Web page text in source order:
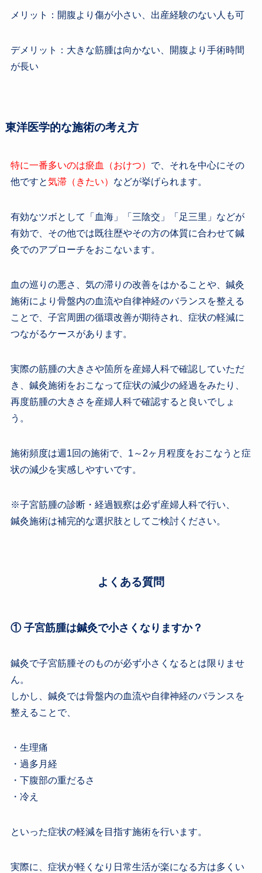
メリット：開腹より傷が小さい、出産経験のない人も可
デメリット：大きな筋腫は向かない、開腹より手術時間
が長い
東洋医学的な施術の考え方
特に一番多いのは瘀血（おけつ） で、それを中心にその
他ですと気滞（きたい） などが挙げられます。
有効なツボとして「血海」「三陰交」「足三里」などが
有効で、その他では既往歴やその方の体質に合わせて鍼
灸でのアプローチをおこないます。
血の巡りの悪さ、気の滞りの改善をはかることや、鍼灸
施術により骨盤内の血流や自律神経のバランスを整える
ことで、子宮周囲の循環改善が期待され、症状の軽減に
つながるケースがあります。
実際の筋腫の大きさや箇所を産婦人科で確認していただ
き、鍼灸施術をおこなって症状の減少の経過をみたり、
再度筋腫の大きさを産婦人科で確認すると良いでしょ
う。
施術頻度は週1回の施術で、1～2ヶ月程度をおこなうと症
状の減少を実感しやすいです。
※子宮筋腫の診断・経過観察は必ず産婦人科で行い、
鍼灸施術は補完的な選択肢としてご検討ください。
よくある質問
① 子宮筋腫は鍼灸で小さくなりますか？
鍼灸で子宮筋腫そのものが必ず小さくなるとは限りませ
ん。
しかし、鍼灸では骨盤内の血流や自律神経のバランスを
整えることで、
・生理痛
・過多月経
・下腹部の重だるさ
・冷え
といった症状の軽減を目指す施術を行います。
実際に、症状が軽くなり日常生活が楽になる方は多くい